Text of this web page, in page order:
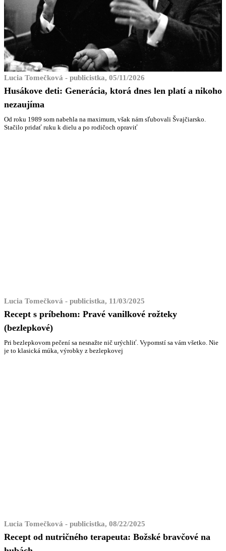
Lucia Tomečková - publicistka, 05/11/2026
Husákove deti: Generácia, ktorá dnes len platí a nikoho
nezaujíma
Od roku 1989 som nabehla na maximum, však nám sľubovali Švajčiarsko.
Stačilo pridať ruku k dielu a po rodičoch opraviť
Lucia Tomečková - publicistka, 11/03/2025
Recept s príbehom: Pravé vanilkové rožteky
(bezlepkové)
Pri bezlepkovom pečení sa nesnažte nič urýchliť. Vypomstí sa vám všetko. Nie
je to klasická múka, výrobky z bezlepkovej
Lucia Tomečková - publicistka, 08/22/2025
Recept od nutričného terapeuta: Božské bravčové na